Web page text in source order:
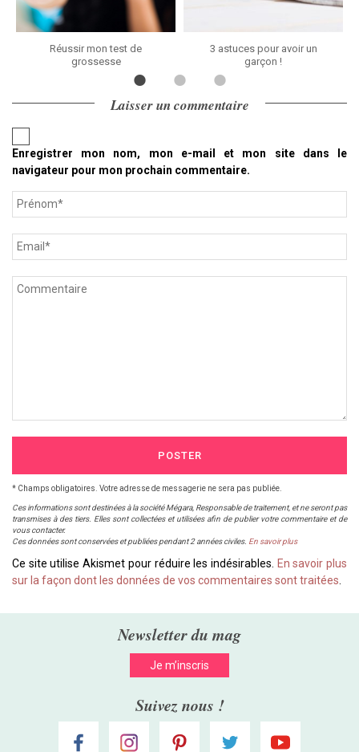
Réussir mon test de
grossesse
3 astuces pour avoir un
garçon !
Laisser un commentaire
Enregistrer mon nom, mon e-mail et mon site dans le
navigateur pour mon prochain commentaire.
POSTER
* Champs obligatoires. Votre adresse de messagerie ne sera pas publiée.
Ces informations sont destinées à la société Mégara, Responsable de traitement, et ne seront pas
transmises à des tiers. Elles sont collectées et utilisées afin de publier votre commentaire et de
vous contacter.
Ces données sont conservées et publiées pendant 2 années civiles. En savoir plus
Ce site utilise Akismet pour réduire les indésirables.
En savoir plus
sur la façon dont les données de vos commentaires sont traitées
Newsletter du mag
Je m’inscris
Suivez nous !